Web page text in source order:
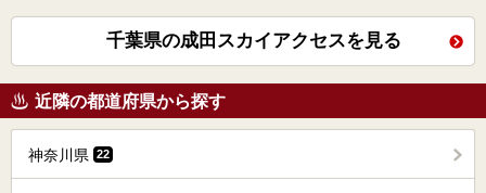
千葉県の成田スカイアクセスを見る
近隣の都道府県から探す
神奈川県 22